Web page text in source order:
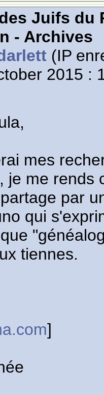
Juifs du
- Archives
(IP
2015 :
mes
je me rends
par
qui
tiennes.
]